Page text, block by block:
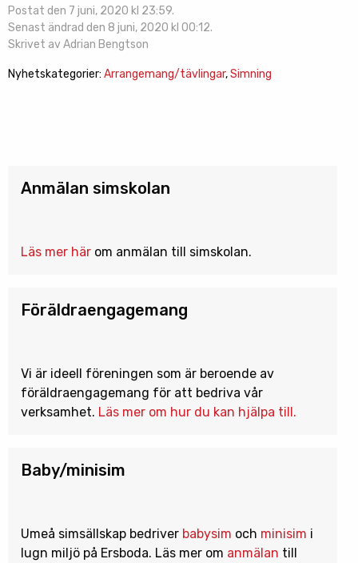
Postat den 7 juni, 2020 kl 23:59.
Senast ändrad den 8 juni, 2020 kl 00:12.
Skrivet av Adrian Bengtson
Nyhetskategorier: Arrangemang/tävlingar,Simning
Anmälan simskolan
Läs mer här om anmälan till simskolan.
Föräldraengagemang
Vi är ideell föreningen som är beroende av
föräldraengagemang för att bedriva vår
verksamhet. Läs mer om hur du kan hjälpa till.
Baby/minisim
Umeå simsällskap bedriver babysim och minisim i
lugn miljö på Ersboda. Läs mer om anmälan till